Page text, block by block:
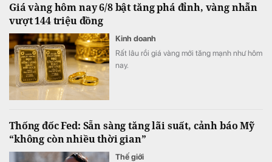
Giá vàng hôm nay 6/8 bật tăng phá đỉnh, vàng nhẫn
vượt 144 triệu đồng
Kinh doanh
Rất lâu rồi giá vàng mới tăng mạnh như hôm
nay.
Thống đốc Fed: Sẵn sàng tăng lãi suất, cảnh báo Mỹ
“không còn nhiều thời gian”
Thế giới